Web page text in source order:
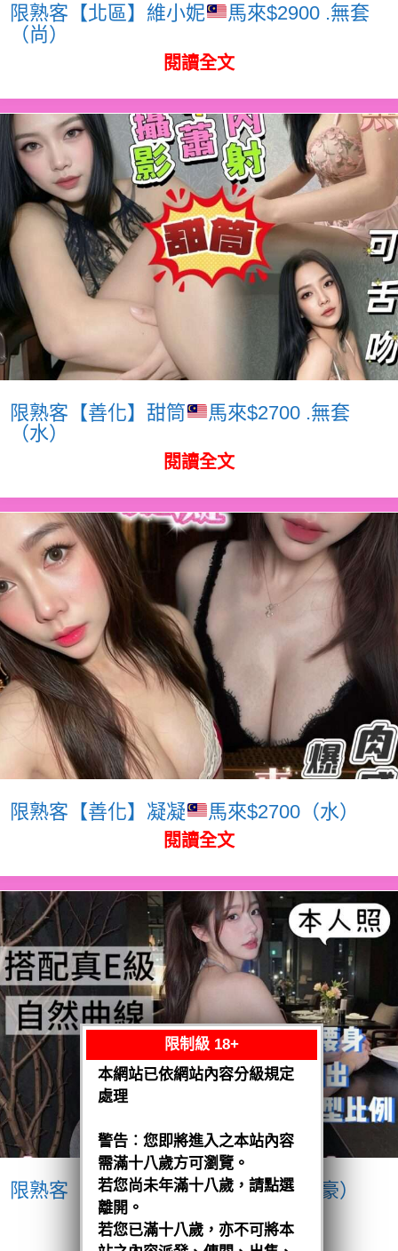
限熟客【北區】維小妮
馬來$2900 .無套
（尚）
閱讀全文
限熟客【善化】甜筒
馬來$2700 .無套
（水）
閱讀全文
限熟客【善化】凝凝 馬來$2700（水）
閱讀全文
限熟客【南區】愛紗 越南$3200（豪）
閱讀全文
限制級 18+
本網站已依網站內容分級規定
處理
警告︰您即將進入之本站內容
需滿十八歲方可瀏覽。
若您尚未年滿十八歲，請點選
離開。
若您已滿十八歲，亦不可將本